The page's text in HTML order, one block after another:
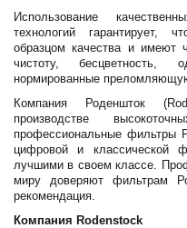
Использование
технологий гарантирует,
образцом качества и имеют
чистоту, бесцветность,
нормированные
Компания Роденшток
производстве
профессиональные фильтры
цифровой и классической
лучшими в своем классе.
миру доверяют фильтрам
рекомендация.
Компания Rodenstock